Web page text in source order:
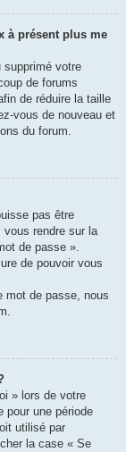
à présent plus me
supprimé votre
de forums
de réduire la taille
vous de nouveau et
du forum.
pas être
rendre sur la
de passe ».
de pouvoir vous
mot de passe, nous
» lors de votre
pour une période
utilisé par
la case « Se